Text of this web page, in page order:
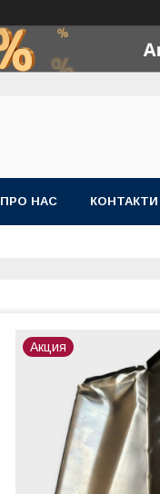
ПРО НАС КОНТАКТИ
Акция